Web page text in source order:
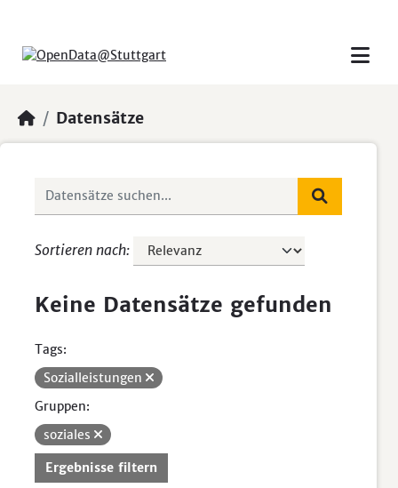
Datensätze
Sortieren nach
Keine Datensätze gefunden
Tags:
Sozialleistungen
Gruppen:
soziales
Ergebnisse filtern